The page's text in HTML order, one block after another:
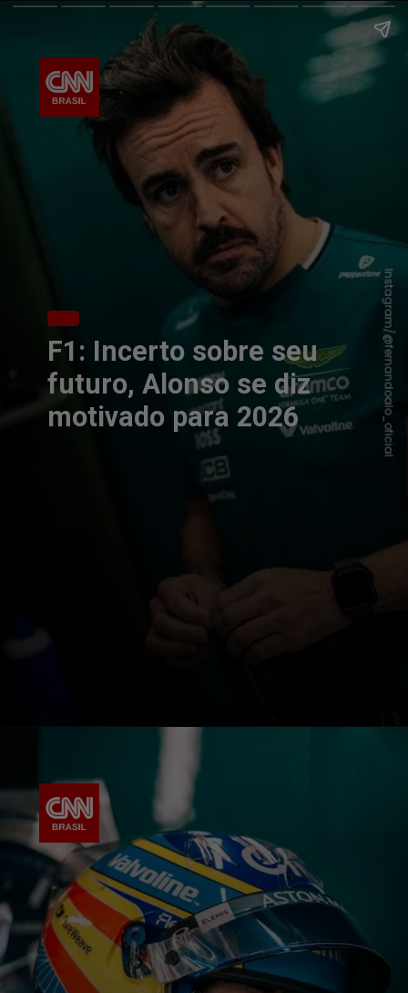
F1: Incerto sobre seu
futuro, Alonso se diz
motivado para 2026
Instagram/@fernandoalo_oficial